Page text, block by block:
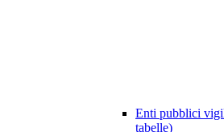
Enti pubblici
tabelle)